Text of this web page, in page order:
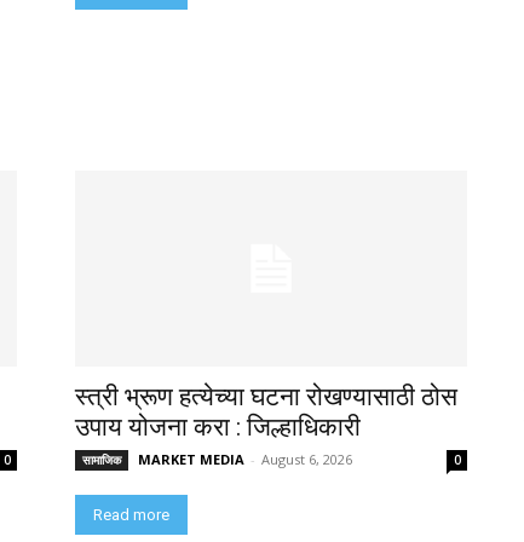
0
स्त्री भ्रूण हत्येच्या घटना रोखण्यासाठी ठोस
उपाय योजना करा : जिल्हाधिकारी
सामाजिक MARKET MEDIA - August 6, 2026 0
Read more